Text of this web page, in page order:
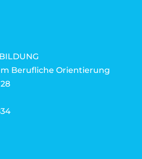
Berufliche Orientierung